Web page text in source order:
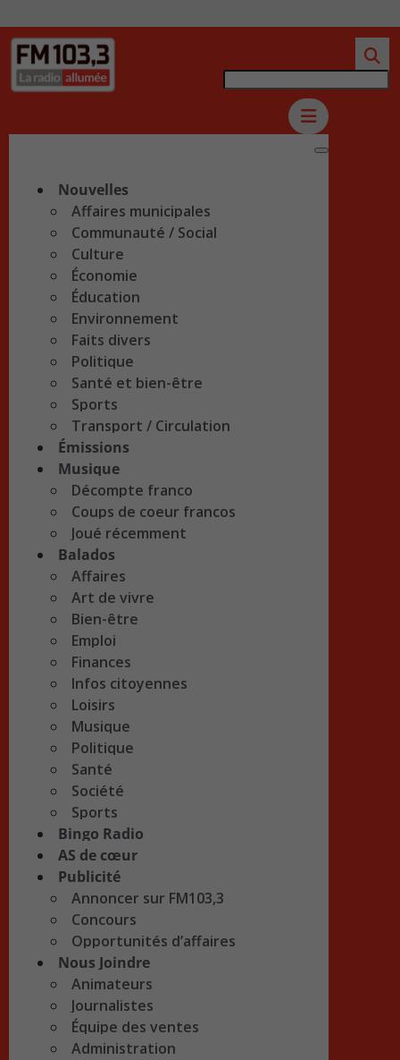
Nouvelles
Affaires municipales
Communauté / Social
Culture
Économie
Éducation
Environnement
Faits divers
Politique
Santé et bien-être
Sports
Transport / Circulation
Émissions
Musique
Décompte franco
Coups de coeur francos
Joué récemment
Balados
Affaires
Art de vivre
Bien-être
Emploi
Finances
Infos citoyennes
Loisirs
Musique
Politique
Santé
Société
Sports
Bingo Radio
AS de cœur
Publicité
Annoncer sur FM103,3
Concours
Opportunités d’affaires
Nous Joindre
Animateurs
Journalistes
Équipe des ventes
Administration